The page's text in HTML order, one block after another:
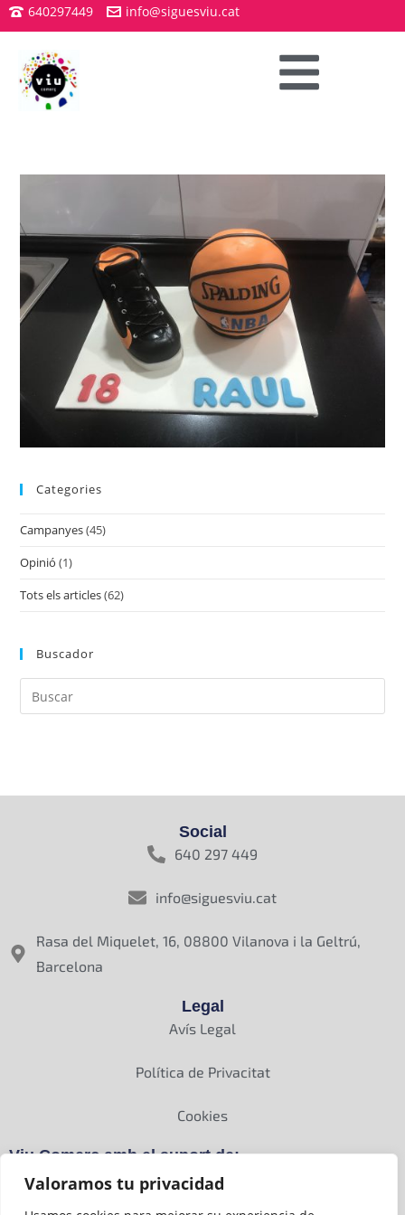
Valoramos tu privacidad
640297449 info@siguesviu.cat
Categories
Campanyes(45)
Opinió (1)
Tots els articles(62)
Buscador
Social
640 297 449
info@siguesviu.cat
Rasa del Miquelet, 16, 08800 Vilanova i la Geltrú,
Barcelona
Legal
Avís Legal
Política de Privacitat
Cookies
Viu Comerç amb el suport de: